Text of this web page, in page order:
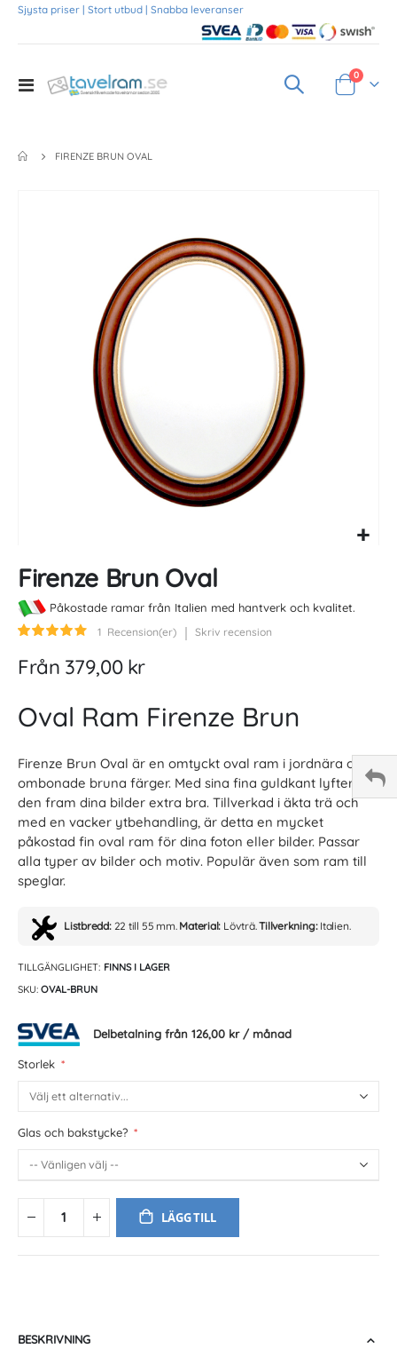
Sjysta priser | Stort utbud | Snabba leveranser
Toggle
Varukorg
0
FIRENZE BRUN OVAL
to
the
beginning
of
images
Firenze Brun Oval
Påkostade ramar från Italien med hantverk och kvalitet.
Betyg:
1 Recension(er) Skriv recension
Från 379,00 kr
Oval Ram Firenze Brun
Firenze Brun Oval är en omtyckt oval ram i jordnära och
ombonade bruna färger. Med sina fina guldkant lyfter
den fram dina bilder extra bra. Tillverkad i äkta trä och
med en vacker ytbehandling, är detta en mycket
påkostad fin oval ram för dina foton eller bilder. Passar
alla typer av bilder och motiv. Populär även som ram till
speglar.
Listbredd:22 till 55 mm. Material: Lövträ.Tillverkning:Italien.
TILLGÄNGLIGHET: FINNS I LAGER
SKU OVAL-BRUN
Delbetalning från 126,00 kr/ månad
Storlek
Glas och bakstycke?
LÄGG TILL
BESKRIVNING